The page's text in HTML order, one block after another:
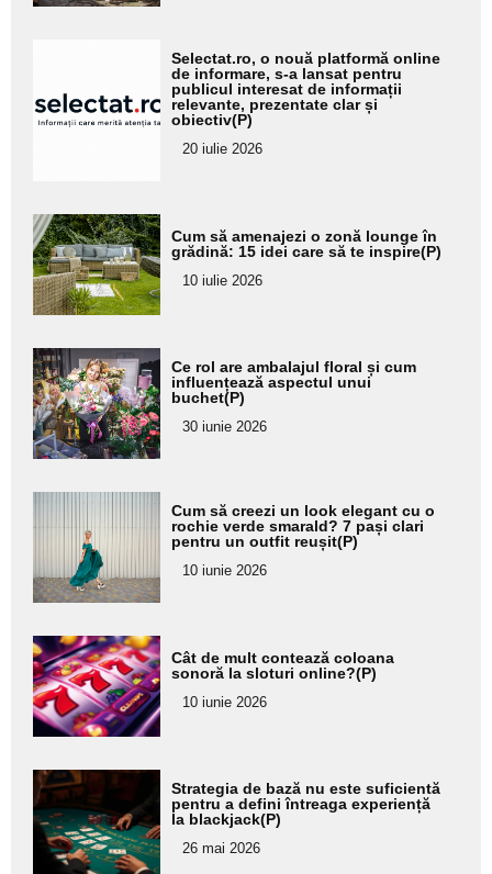
pentru
subtitlu
Selectat.ro, o nouă platformă online
de informare, s-a lansat pentru
publicul interesat de informații
relevante, prezentate clar și
obiectiv(P)
20 iulie 2026
Adaugă
aici textul
pentru
subtitlu
Cum să amenajezi o zonă lounge în
grădină: 15 idei care să te inspire(P)
10 iulie 2026
Adaugă
aici textul
pentru
subtitlu
Ce rol are ambalajul floral și cum
influențează aspectul unui
buchet(P)
30 iunie 2026
Adaugă
aici textul
pentru
subtitlu
Cum să creezi un look elegant cu o
rochie verde smarald? 7 pași clari
pentru un outfit reușit(P)
10 iunie 2026
Adaugă
aici textul
pentru
subtitlu
Cât de mult contează coloana
sonoră la sloturi online?(P)
10 iunie 2026
Adaugă
aici textul
pentru
subtitlu
Strategia de bază nu este suficientă
pentru a defini întreaga experiență
la blackjack(P)
26 mai 2026